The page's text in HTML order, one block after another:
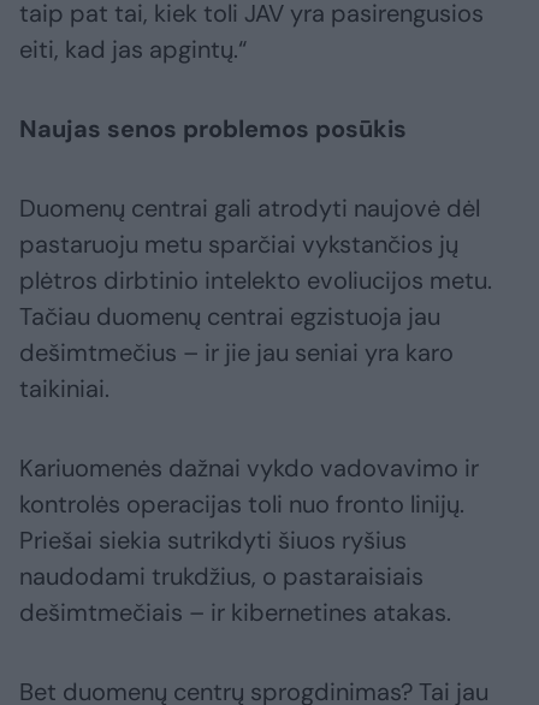
taip pat tai, kiek toli JAV yra pasirengusios
eiti, kad jas apgintų.“
Naujas senos problemos posūkis
Duomenų centrai gali atrodyti naujovė dėl
pastaruoju metu sparčiai vykstančios jų
plėtros dirbtinio intelekto evoliucijos metu.
Tačiau duomenų centrai egzistuoja jau
dešimtmečius – ir jie jau seniai yra karo
taikiniai.
Kariuomenės dažnai vykdo vadovavimo ir
kontrolės operacijas toli nuo fronto linijų.
Priešai siekia sutrikdyti šiuos ryšius
naudodami trukdžius, o pastaraisiais
dešimtmečiais – ir kibernetines atakas.
Bet duomenų centrų sprogdinimas? Tai jau